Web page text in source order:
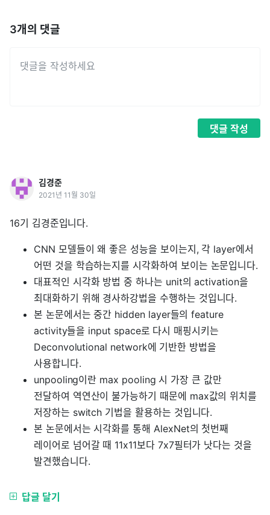
3개의 댓글
댓글 작성
김경준
2021년 11월 30일
16기 김경준입니다.
CNN 모델들이 왜 좋은 성능을 보이는지, 각 layer에서
어떤 것을 학습하는지를 시각화하여 보이는 논문입니다.
대표적인 시각화 방법 중 하나는 unit의 activation을
최대화하기 위해 경사하강법을 수행하는 것입니다.
본 논문에서는 중간 hidden layer들의 feature
activity들을 input space로 다시 매핑시키는
Deconvolutional network에 기반한 방법을
사용합니다.
unpooling이란 max pooling 시 가장 큰 값만
전달하여 역연산이 불가능하기 때문에 max값의 위치를
저장하는 switch 기법을 활용하는 것입니다.
본 논문에서는 시각화를 통해 AlexNet의 첫번째
레이어로 넘어갈 때 11x11보다 7x7필터가 낫다는 것을
발견했습니다.
답글 달기